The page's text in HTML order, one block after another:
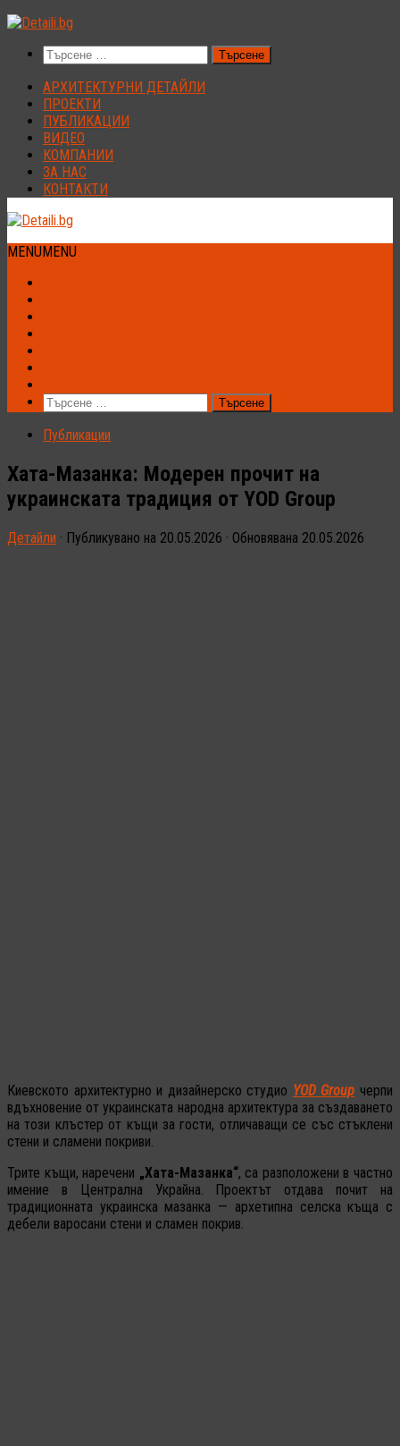
Към
Търсене
за:
АРХИТЕКТУРНИ ДЕТАЙЛИ
ПРОЕКТИ
ПУБЛИКАЦИИ
ВИДЕО
КОМПАНИИ
ЗА НАС
КОНТАКТИ
MENUMENU
Търсене
за:
Публикации
Хата-Мазанка: Модерен прочит на
украинската традиция от YOD Group
Детайли · Публикувано на 20.05.2026 · Обновявана 20.05.2026
Киевското архитектурно и дизайнерско студио YOD Group черпи
вдъхновение от украинската народна архитектура за създаването
на този клъстер от къщи за гости, отличаващи се със стъклени
стени и сламени покриви.
Трите къщи, наречени „Хата-Мазанка“, са разположени в частно
имение в Централна Украйна. Проектът отдава почит на
традиционната украинска мазанка — архетипна селска къща с
дебели варосани стени и сламен покрив.